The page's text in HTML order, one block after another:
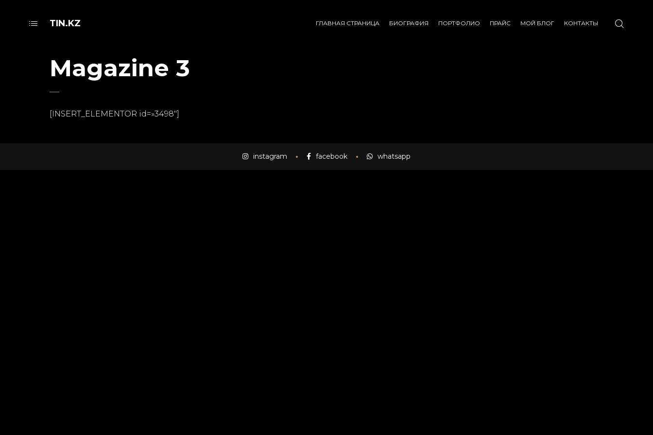
TIN.KZ ГЛАВНАЯ СТРАНИЦА БИОГРАФИЯ ПОРТФОЛИО ПРАЙС МОЙ БЛОГ КОНТАКТЫ
Magazine 3
[INSERT_ELEMENTOR id=»3498″]
instagram facebook whatsapp